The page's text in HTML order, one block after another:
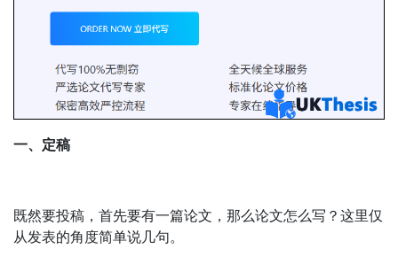
一、定稿
既然要投稿，首先要有一篇论文，那么论文怎么写？这里仅
从发表的角度简单说几句。